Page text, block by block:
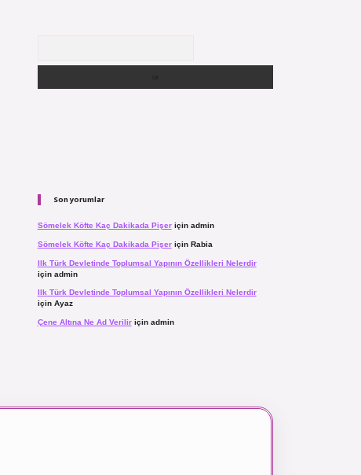
Son yorumlar
Sömelek Köfte Kaç Dakikada Pişeriçin admin
Sömelek Köfte Kaç Dakikada Pişeriçin Rabia
Ilk Türk Devletinde Toplumsal Yapının Özellikleri Nelerdir
için admin
Ilk Türk Devletinde Toplumsal Yapının Özellikleri Nelerdir
için Ayaz
Çene Altına Ne Ad Veriliriçin admin